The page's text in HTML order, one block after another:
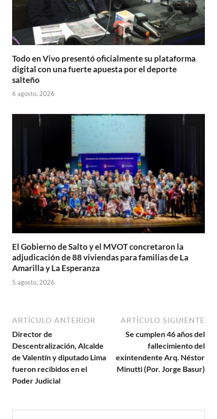
Todo en Vivo presentó oficialmente su plataforma
digital con una fuerte apuesta por el deporte
salteño
6 agosto, 2026
El Gobierno de Salto y el MVOT concretaron la
adjudicación de 88 viviendas para familias de La
Amarilla y La Esperanza
5 agosto, 2026
ARTÍCULO ANTERIOR
Director de
Descentralización, Alcalde
de Valentín y diputado Lima
fueron recibidos en el
Poder Judicial
ARTÍCULO SIGUIENTE
Se cumplen 46 años del
fallecimiento del
exintendente Arq. Néstor
Minutti (Por. Jorge Basur)